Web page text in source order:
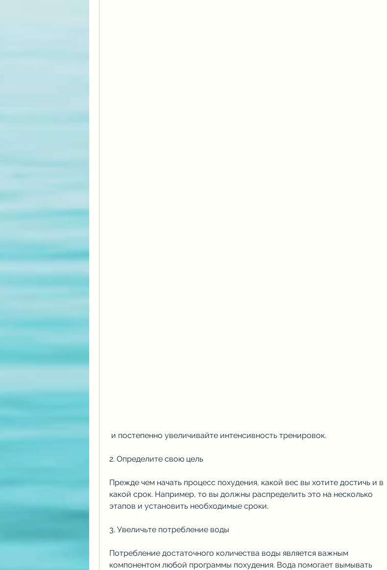
и постепенно увеличивайте интенсивность тренировок.
2. Определите свою цель
Прежде чем начать процесс похудения, какой вес вы хотите достичь и в
какой срок. Например, то вы должны распределить это на несколько
этапов и установить необходимые сроки.
3. Увеличьте потребление воды
Потребление достаточного количества воды является важным
компонентом любой программы похудения. Вода помогает вымывать